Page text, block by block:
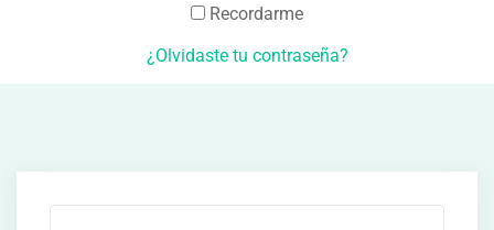
Recordarme
¿Olvidaste tu contraseña?